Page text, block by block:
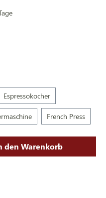
Espressokocher
French Press
den Warenkorb